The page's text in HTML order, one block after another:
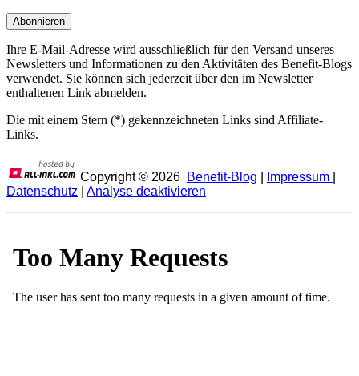
Ihre E-Mail-Adresse wird ausschließlich für den Versand unseres
Newsletters und Informationen zu den Aktivitäten des Benefit-Blogs
verwendet. Sie können sich jederzeit über den im Newsletter
enthaltenen Link abmelden.
Die mit einem Stern (*) gekennzeichneten Links sind Affiliate-
Links.
Copyright © 2026 Benefit-Blog Impressum
Datenschutz
Analyse deaktivieren